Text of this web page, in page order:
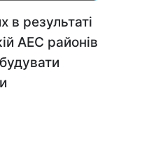
в результаті
АЕС районів